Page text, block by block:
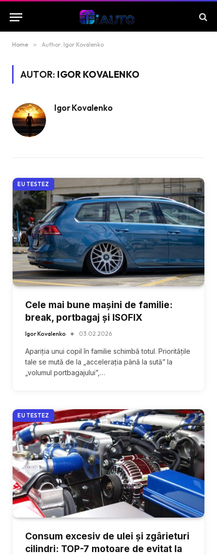
Home » Author: Igor Kovalenko
AUTOR: IGOR KOVALENKO
Igor Kovalenko
EU TESTEZ
Cele mai bune mașini de familie:
break, portbagaj și ISOFIX
Igor Kovalenko 03.02.2026
Apariția unui copil în familie schimbă totul. Prioritățile
tale se mută de la „accelerația până la sută” la
„volumul portbagajului”,…
EU TESTEZ
Consum excesiv de ulei și zgârieturi
cilindri: TOP-7 motoare de evitat la